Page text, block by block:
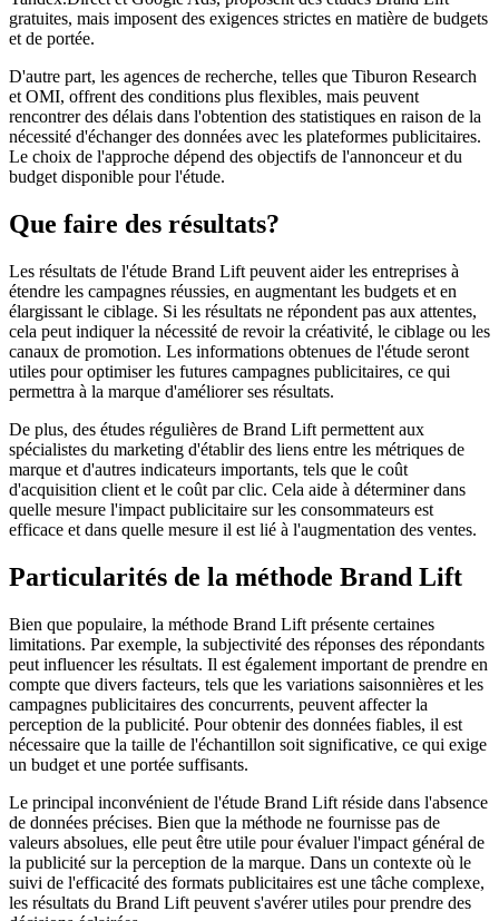
gratuites, mais imposent des exigences strictes en matière de budgets
et de portée.
D'autre part, les agences de recherche, telles que Tiburon Research
et OMI, offrent des conditions plus flexibles, mais peuvent
rencontrer des délais dans l'obtention des statistiques en raison de la
nécessité d'échanger des données avec les plateformes publicitaires.
Le choix de l'approche dépend des objectifs de l'annonceur et du
budget disponible pour l'étude.
Que faire des résultats?
Les résultats de l'étude Brand Lift peuvent aider les entreprises à
étendre les campagnes réussies, en augmentant les budgets et en
élargissant le ciblage. Si les résultats ne répondent pas aux attentes,
cela peut indiquer la nécessité de revoir la créativité, le ciblage ou les
canaux de promotion. Les informations obtenues de l'étude seront
utiles pour optimiser les futures campagnes publicitaires, ce qui
permettra à la marque d'améliorer ses résultats.
De plus, des études régulières de Brand Lift permettent aux
spécialistes du marketing d'établir des liens entre les métriques de
marque et d'autres indicateurs importants, tels que le coût
d'acquisition client et le coût par clic. Cela aide à déterminer dans
quelle mesure l'impact publicitaire sur les consommateurs est
efficace et dans quelle mesure il est lié à l'augmentation des ventes.
Particularités de la méthode Brand Lift
Bien que populaire, la méthode Brand Lift présente certaines
limitations. Par exemple, la subjectivité des réponses des répondants
peut influencer les résultats. Il est également important de prendre en
compte que divers facteurs, tels que les variations saisonnières et les
campagnes publicitaires des concurrents, peuvent affecter la
perception de la publicité. Pour obtenir des données fiables, il est
nécessaire que la taille de l'échantillon soit significative, ce qui exige
un budget et une portée suffisants.
Le principal inconvénient de l'étude Brand Lift réside dans l'absence
de données précises. Bien que la méthode ne fournisse pas de
valeurs absolues, elle peut être utile pour évaluer l'impact général de
la publicité sur la perception de la marque. Dans un contexte où le
suivi de l'efficacité des formats publicitaires est une tâche complexe,
les résultats du Brand Lift peuvent s'avérer utiles pour prendre des